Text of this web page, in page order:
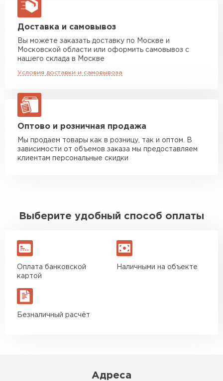
макс. длина груза 13,5 м
Манипулятор до 5 тн
Манипулятор до 10 тн
макс. длина груза 8 м
макс. длина груза 13,5 м
ЗАКАЗАТЬ С ДОСТАВКОЙ
Доставка и самовывоз
Вы можете заказать доставку по Москве и
Московской области или оформить самовывоз с
нашего склада в Москве
Условия доставки и самовывоза
Оптово и розничная продажа
Мы продаем товары как в розницу, так и оптом. В
зависимости от объемов заказа мы предоставляем
клиентам персональные скидки
Выберите удобный способ оплаты
Оплата банковской
картой
Наличными на объекте
Безналичный расчёт
Адреса